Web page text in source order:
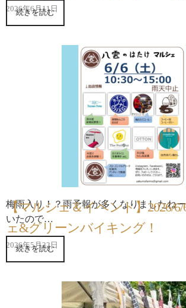
2026年6月11日
続きを読む
【マルシェ＆イベント】2026/
ェ&グリーンバイキング！
2026年5月22日
梅雨入り！？雨予報が多くなりましたね
いたので…
続きを読む